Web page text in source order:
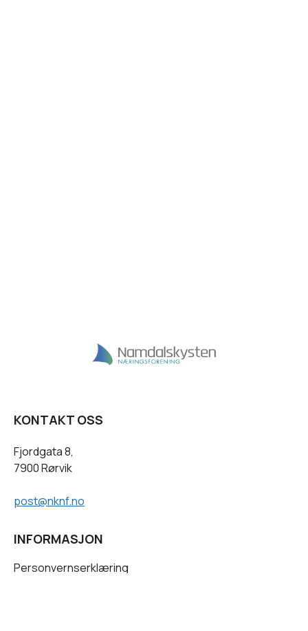
KONTAKT OSS
Fjordgata 8,
7900 Rørvik
post@nknf.no
INFORMASJON
Personvernserklæring